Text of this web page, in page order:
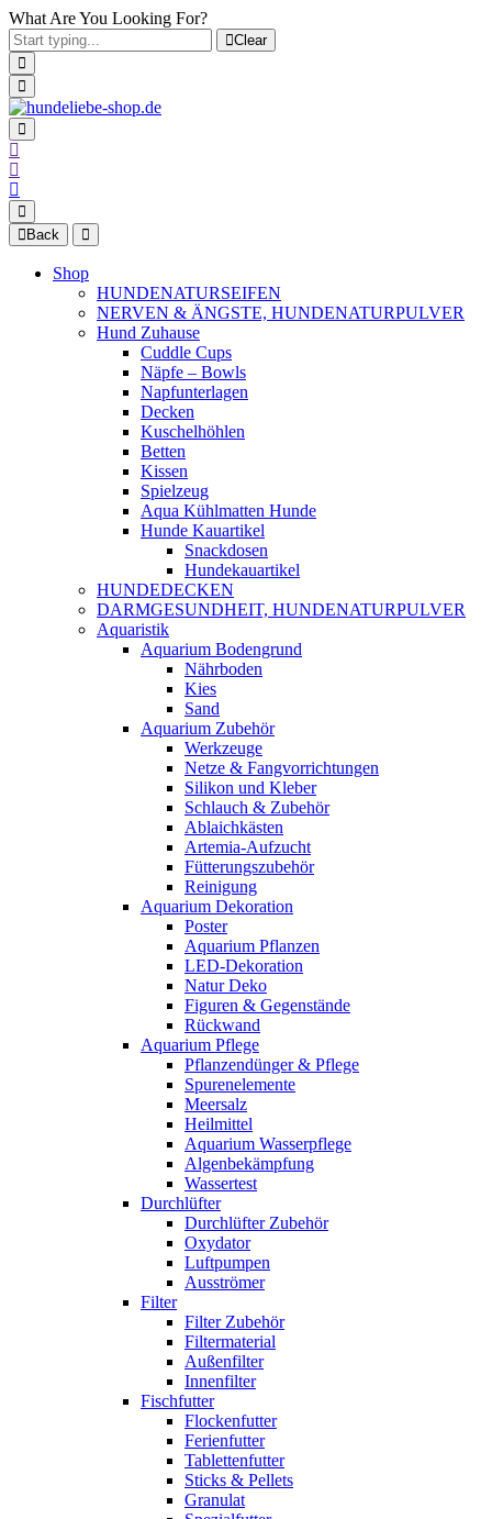
What Are You Looking For?
Clear
Back
Shop
HUNDENATURSEIFEN
NERVEN & ÄNGSTE, HUNDENATURPULVER
Hund Zuhause
Cuddle Cups
Näpfe – Bowls
Napfunterlagen
Decken
Kuschelhöhlen
Betten
Kissen
Spielzeug
Aqua Kühlmatten Hunde
Hunde Kauartikel
Snackdosen
Hundekauartikel
HUNDEDECKEN
DARMGESUNDHEIT, HUNDENATURPULVER
Aquaristik
Aquarium Bodengrund
Nährboden
Kies
Sand
Aquarium Zubehör
Werkzeuge
Netze & Fangvorrichtungen
Silikon und Kleber
Schlauch & Zubehör
Ablaichkästen
Artemia-Aufzucht
Fütterungszubehör
Reinigung
Aquarium Dekoration
Poster
Aquarium Pflanzen
LED-Dekoration
Natur Deko
Figuren & Gegenstände
Rückwand
Aquarium Pflege
Pflanzendünger & Pflege
Spurenelemente
Meersalz
Heilmittel
Aquarium Wasserpflege
Algenbekämpfung
Wassertest
Durchlüfter
Durchlüfter Zubehör
Oxydator
Luftpumpen
Ausströmer
Filter
Filter Zubehör
Filtermaterial
Außenfilter
Innenfilter
Fischfutter
Flockenfutter
Ferienfutter
Tablettenfutter
Sticks & Pellets
Granulat